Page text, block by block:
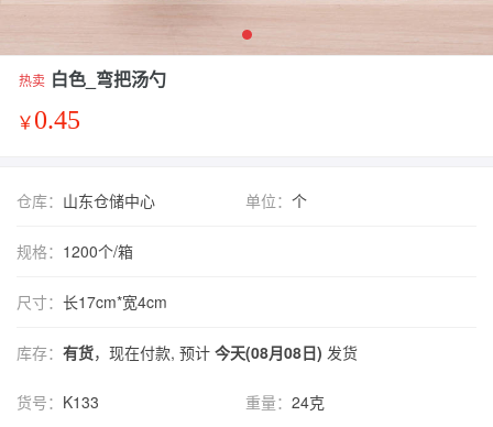
热卖 白色_弯把汤勺
￥ 0.45
仓库： 山东仓储中心 单位： 个
规格： 1200个/箱
尺寸： 长17cm*宽4cm
库存： 有货，现在付款, 预计 今天(08月08日) 发货
货号： K133 重量： 24克